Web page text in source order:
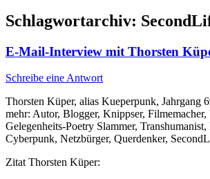
Schlagwortarchiv:
E-Mail-Interview mit Thorsten
Schreibe eine Antwort
Thorsten Küper, alias Kueperpunk, Jahrgang
mehr: Autor, Blogger, Knippser, Filmemacher,
Gelegenheits-Poetry Slammer, Transhumanist,
Cyberpunk, Netzbürger, Querdenker,
Zitat Thorsten Küper: